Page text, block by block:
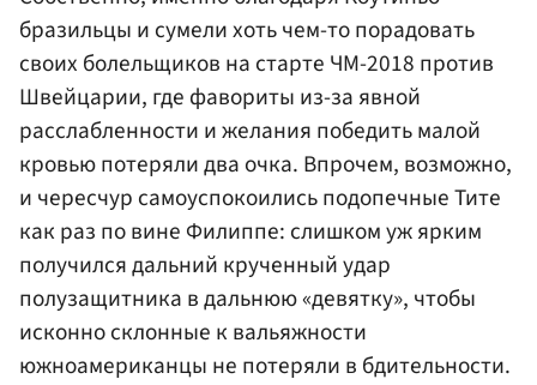
бразильцы и сумели хоть чем-то порадовать
своих болельщиков на старте ЧМ-2018 против
Швейцарии, где фавориты из-за явной
расслабленности и желания победить малой
кровью потеряли два очка. Впрочем, возможно,
и чересчур самоуспокоились подопечные Тите
как раз по вине Филиппе: слишком уж ярким
получился дальний крученный удар
полузащитника в дальнюю «девятку», чтобы
исконно склонные к вальяжности
южноамериканцы не потеряли в бдительности.